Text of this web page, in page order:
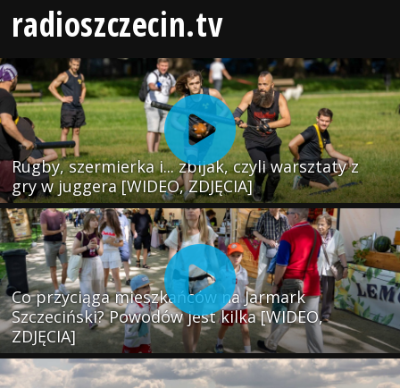
radioszczecin.tv
Rugby, szermierka i... zbijak, czyli warsztaty z
gry w juggera [WIDEO, ZDJĘCIA]
Co przyciąga mieszkańców na Jarmark
Szczeciński? Powodów jest kilka [WIDEO,
ZDJĘCIA]